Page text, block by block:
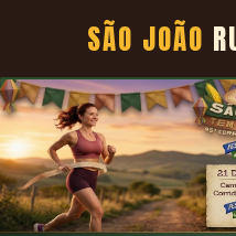
SÃO JOÃO